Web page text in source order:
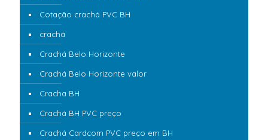
Cotação crachá PVC BH
crachá
Crachá Belo Horizonte
Crachá Belo Horizonte valor
Cracha BH
Crachá BH PVC preço
Crachá Cardcom PVC preço em BH